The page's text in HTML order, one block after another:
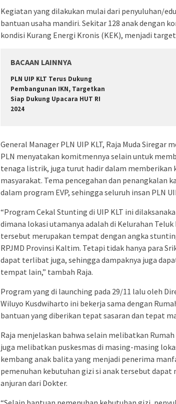
Kegiatan yang dilakukan mulai dari penyuluhan/
bantuan usaha mandiri. Sekitar 128 anak dengan
kondisi Kurang Energi Kronis (KEK), menjadi
BACAAN LAINNYA
PLN UIP KLT Terus Dukung
Pembangunan IKN, Targetkan
Siap Dukung Upacara HUT RI
2024
General Manager PLN UIP KLT, Raja Muda
PLN menyatakan komitmennya selain untuk
tenaga listrik, juga turut hadir dalam memberikan
masyarakat. Tema pencegahan dan penangkalan
dalam program EVP, sehingga seluruh insan PLN
“Program Cekal Stunting di UIP KLT ini
dimana lokasi utamanya adalah di Kelurahan
tersebut merupakan tempat dengan angka
RPJMD Provinsi Kaltim. Tetapi tidak hanya para
dapat terlibat juga, sehingga dampaknya juga
tempat lain,” tambah Raja.
Program yang di launching pada 29/11 lalu oleh
Wiluyo Kusdwiharto ini bekerja sama dengan
bantuan yang diberikan tepat sasaran dan tepat
Raja menjelaskan bahwa selain melibatkan Rumah
juga melibatkan puskesmas di masing-masing
kembang anak balita yang menjadi penerima
pemenuhan kebutuhan gizi si anak tersebut
anjuran dari Dokter.